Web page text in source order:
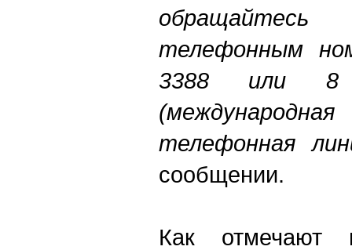
телефонным
3388 или
телефонная
сообщении.
Как отмечают